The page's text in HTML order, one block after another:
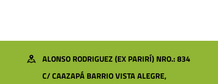
ALONSO RODRIGUEZ (EX PARIRÍ) NRO.: 834
C/ CAAZAPÁ BARRIO VISTA ALEGRE,